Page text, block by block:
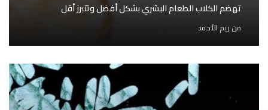
تهضم الكلاب الطعام البشري بشكل أفضل وتتبرز أقل
من ريم الأحمد